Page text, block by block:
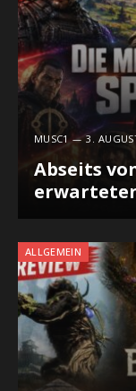
MUSC1 3.
Abseits
ALLGEMEIN